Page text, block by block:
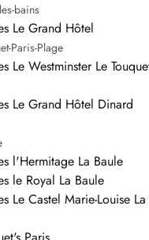
bains
Le Grand Hôtel
Paris-Plage
Le Westminster Le
Le Grand Hôtel Dinard
l'Hermitage La Baule
le Royal La Baule
Le Castel Marie-Louise